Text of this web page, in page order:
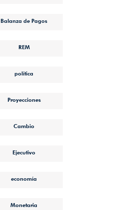
Balanza de Pagos
REM
política
Proyecciones
Cambio
Ejecutivo
economía
Monetaria